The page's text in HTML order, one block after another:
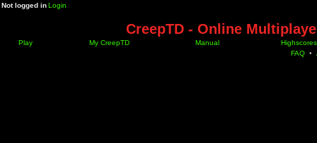
Not logged inLogin
CreepTD - Online
Play My CreepTD Manual
Highscores
FAQ •